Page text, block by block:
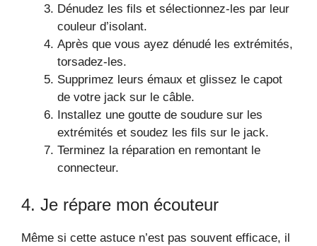
Dénudez les fils et sélectionnez-les par leur
couleur d’isolant.
Après que vous ayez dénudé les extrémités,
torsadez-les.
Supprimez leurs émaux et glissez le capot
de votre jack sur le câble.
Installez une goutte de soudure sur les
extrémités et soudez les fils sur le jack.
Terminez la réparation en remontant le
connecteur.
4. Je répare mon écouteur
Même si cette astuce n’est pas souvent efficace, il